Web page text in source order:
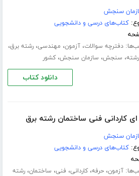
سنجش
کتاب‌های درسی و دانشجویی
دفترچه سوالات،آزمون، مهندسی،رشته برق،
رشته، سنجش، سازمان سنجش،کشور
دانلود کتاب
کاردانی فنی ساختمان رشته برق
سنجش
کتاب‌های درسی و دانشجویی
آزمون،حرفه،کاردانی، فنی، ساختمان،رشته